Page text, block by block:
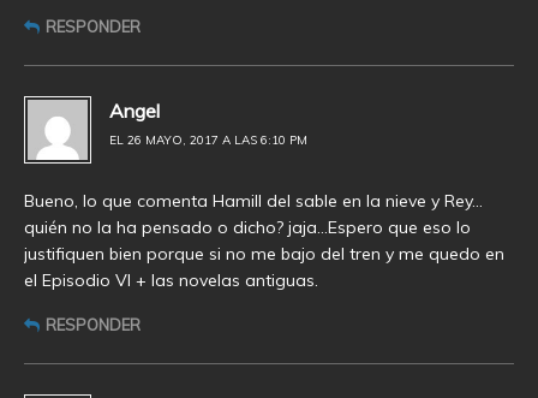
RESPONDER
Angel
EL 26 MAYO, 2017 A LAS 6:10 PM
Bueno, lo que comenta Hamill del sable en la nieve y Rey…
quién no la ha pensado o dicho? jaja…Espero que eso lo
justifiquen bien porque si no me bajo del tren y me quedo en
el Episodio VI + las novelas antiguas.
RESPONDER